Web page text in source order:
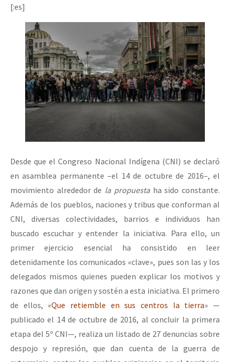
Mundo
La Sexta
AutonomÍa y Resistencia
Megaproyectos
Migración
Mujeres
Niñxs
MULTIMEDIA
Audio
Video
Otras secciones
Semillero Guerra contra la Humanidad. (Las poblaciones y
la naturaleza bajo asedio)
Libros para descargar
Medios Libres
Dia 2 do Encontro “Guerra contra a Humanidad”
Dia 1: Encontro “Guerra contra a Humanidade”
[CDMX – 20 julio] Jornadas globales por la libertad de Jesús
“Sonhando a Terra do Bem Virá” se publica no Estado Espanhol
Se o México sabe, que o mundo saiba! Nossas lutas pela
[25 abr – CDMX] Tokín por el CNI: 30 años de Resistencia y
[:es]
Desde que el Congreso Nacional Indígena (CNI) se declaró
en asamblea permanente –el 14 de octubre de 2016–, el
movimiento alrededor de la propuestaha sido constante.
Además de los pueblos, naciones y tribus que conforman al
CNI, diversas colectividades, barrios e individuos han
buscado escuchar y entender la iniciativa. Para ello, un
primer ejercicio esencial ha consistido en leer
detenidamente los comunicados «clave», pues son las y los
delegados mismos quienes pueden explicar los motivos y
razones que dan origen y sostén a esta iniciativa. El primero
de ellos, «Que retiemble en sus centros la tierra» —
publicado el 14 de octubre de 2016, al concluir la primera
etapa del 5º CNI—, realiza un listado de 27 denuncias sobre
despojo y represión, que dan cuenta de la guerra de